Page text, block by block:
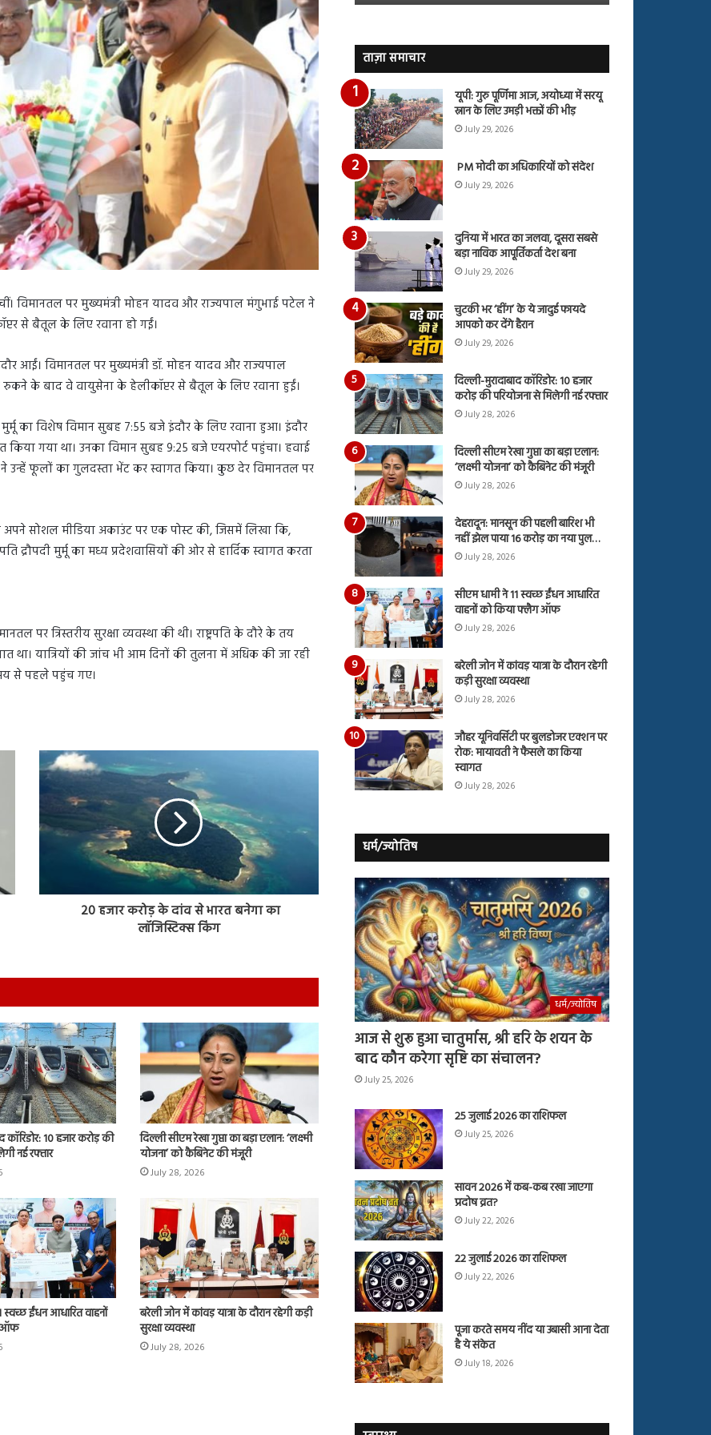
विमानतल पर मुख्यमंत्री मोहन यादव और राज्यपाल मंगुभाई पटेल ने
से बैतूल के लिए रवाना हो गईं।
आईं। विमानतल पर मुख्यमंत्री डॉ. मोहन यादव और राज्यपाल
के बाद वे वायुसेना के हेलीकॉप्टर से बैतूल के लिए रवाना हुईं।
मुर्मू का विशेष विमान सुबह 7:55 बजे इंदौर के लिए रवाना हुआ। इंदौर
किया गया था। उनका विमान सुबह 9:25 बजे एयरपोर्ट पहुंचा। हवाई
उन्हें फूलों का गुलदस्ता भेंट कर स्वागत किया। कुछ देर विमानतल पर
अपने सोशल मीडिया अकाउंट पर एक पोस्ट की, जिसमें लिखा कि,
द्रौपदी मुर्मू का मध्य प्रदेशवासियों की ओर से हार्दिक स्वागत करता
पर त्रिस्तरीय सुरक्षा व्यवस्था की थी। राष्ट्रपति के दौरे के तय
यात्रियों की जांच भी आम दिनों की तुलना में अधिक की जा रही
से पहले पहुंच गए।
20 हजार करोड़ के दांव से भारत बनेगा का
लॉजिस्टिक्स किंग
कॉरिडोर: 10 हजार करोड़ की
नई रफ्तार
दिल्ली सीएम रेखा गुप्ता का बड़ा एलान: ‘लक्ष्मी
योजना’ को कैबिनेट की मंजूरी
July 28, 2026
स्वच्छ ईंधन आधारित वाहनों
ऑफ
बरेली जोन में कांवड़ यात्रा के दौरान रहेगी कड़ी
सुरक्षा व्यवस्था
July 28, 2026
भागते
हुए
आया
नजर,
देंखे
वीडियो…
जारी,
बहस
का
ताज़ा समाचार
यूपी: गुरु पूर्णिमा आज, अयोध्या में सरयू
स्नान के लिए उमड़ी भक्तों की भीड़
July 29, 2026
PM मोदी का अधिकारियों को संदेश
July 29, 2026
दुनिया में भारत का जलवा, दूसरा सबसे
बड़ा नाविक आपूर्तिकर्ता देश बना
July 29, 2026
चुटकी भर ‘हींग’ के ये जादुई फायदे
आपको कर देंगे हैरान
July 29, 2026
दिल्ली-मुरादाबाद कॉरिडोर: 10 हजार
करोड़ की परियोजना से मिलेगी नई रफ्तार
July 28, 2026
दिल्ली सीएम रेखा गुप्ता का बड़ा एलान:
‘लक्ष्मी योजना’ को कैबिनेट की मंजूरी
July 28, 2026
देहरादून: मानसून की पहली बारिश भी
नहीं झेल पाया 16 करोड़ का नया पुल…
July 28, 2026
सीएम धामी ने 11 स्वच्छ ईंधन आधारित
वाहनों को किया फ्लैग ऑफ
July 28, 2026
बरेली जोन में कांवड़ यात्रा के दौरान रहेगी
कड़ी सुरक्षा व्यवस्था
July 28, 2026
जौहर यूनिवर्सिटी पर बुलडोजर एक्शन पर
रोक: मायावती ने फैसले का किया
स्वागत
July 28, 2026
धर्म/ज्योतिष
धर्म/ज्योतिष
आज से शुरू हुआ चातुर्मास, श्री हरि के शयन के
बाद कौन करेगा सृष्टि का संचालन?
July 25, 2026
25 जुलाई 2026 का राशिफल
July 25, 2026
सावन 2026 में कब-कब रखा जाएगा
प्रदोष व्रत?
July 22, 2026
22 जुलाई 2026 का राशिफल
July 22, 2026
पूजा करते समय नींद या उबासी आना देता
है ये संकेत
July 18, 2026